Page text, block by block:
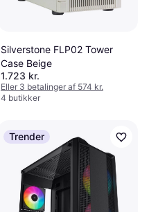
Silverstone FLP02 Tower
Case Beige
1.723 kr.
Eller 3 betalinger af 574 kr.
4 butikker
Trender